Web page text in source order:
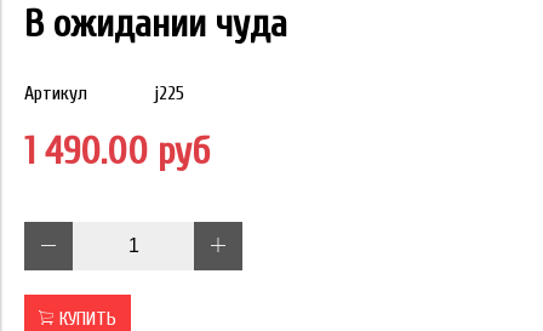
В ожидании чуда
Артикул j225
1 490.00 руб
КУПИТЬ